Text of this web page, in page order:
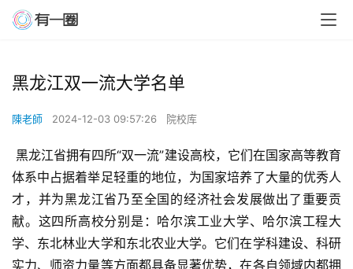
黑龙江双一流大学名单
陳老師 2024-12-03 09:57:26 院校库
黑龙江省拥有四所“双一流”建设高校，它们在国家高等教育
体系中占据着举足轻重的地位，为国家培养了大量的优秀人
才，并为黑龙江省乃至全国的经济社会发展做出了重要贡
献。这四所高校分别是：哈尔滨工业大学、哈尔滨工程大
学、东北林业大学和东北农业大学。它们在学科建设、科研
实力、师资力量等方面都具备显著优势，在各自领域内都拥